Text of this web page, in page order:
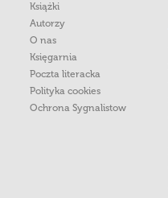
Książki
Autorzy
O nas
Księgarnia
Poczta literacka
Polityka cookies
Ochrona Sygnalistow